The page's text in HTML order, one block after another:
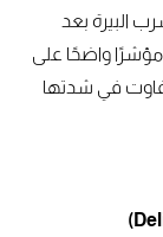
البيرة بعد
واضحًا على
في شدتها